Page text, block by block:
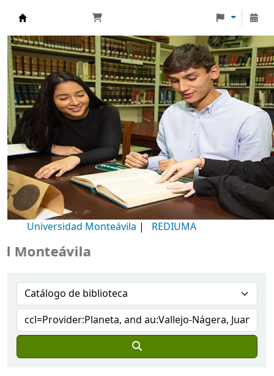
Biblioteca Universidad Monteávila
Universidad Monteávila | REDIUMA